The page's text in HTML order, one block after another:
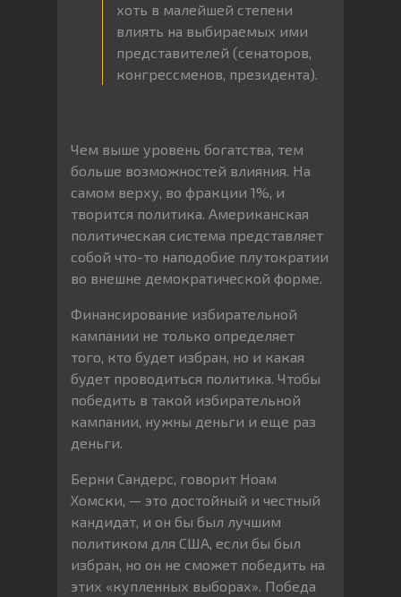
хоть в малейшей степени
влиять на выбираемых ими
представителей (сенаторов,
конгрессменов, президента).
Чем выше уровень богатства, тем
больше возможностей влияния. На
самом верху, во фракции 1%, и
творится политика. Американская
политическая система представляет
собой что-то наподобие плутократии
во внешне демократической форме.
Финансирование избирательной
кампании не только определяет
того, кто будет избран, но и какая
будет проводиться политика. Чтобы
победить в такой избирательной
кампании, нужны деньги и еще раз
деньги.
Берни Сандерс, говорит Ноам
Хомски, — это достойный и честный
кандидат, и он бы был лучшим
политиком для США, если бы был
избран, но он не сможет победить на
этих «купленных выборах». Победа